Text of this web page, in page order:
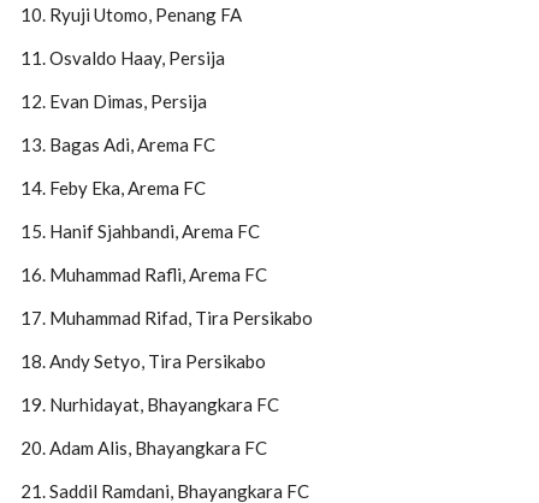
Ryuji Utomo, Penang FA
Osvaldo Haay, Persija
Evan Dimas, Persija
Bagas Adi, Arema FC
Feby Eka, Arema FC
Hanif Sjahbandi, Arema FC
Muhammad Rafli, Arema FC
Muhammad Rifad, Tira Persikabo
Andy Setyo, Tira Persikabo
Nurhidayat, Bhayangkara FC
Adam Alis, Bhayangkara FC
Saddil Ramdani, Bhayangkara FC